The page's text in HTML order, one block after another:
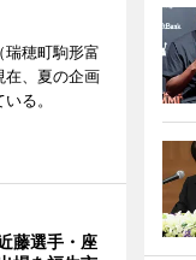
瑞穂町駒形富
、夏の企画
る。
藤選手・座